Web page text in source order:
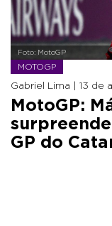
Foto: MotoGP
MOTOGP
Gabriel Lima | 13 de
MotoGP:
GP do